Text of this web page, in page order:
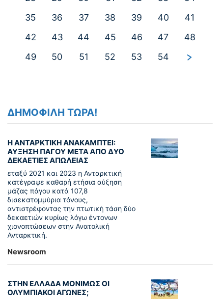
35
36 37 38 39 40
41
42
43 44 45 46 47
48
49
50 51 52 53 54
ΔΗΜΟΦΙΛΗ ΤΩΡΑ!
Η ΑΝΤΑΡΚΤΙΚΗ ΑΝΑΚΑΜΠΤΕΙ:
ΑΥΞΗΣΗ ΠΑΓΟΥ ΜΕΤΑ ΑΠΟ ΔΥΟ
ΔΕΚΑΕΤΙΕΣ ΑΠΩΛΕΙΑΣ
εταξύ 2021 και 2023 η Ανταρκτική
κατέγραψε καθαρή ετήσια αύξηση
μάζας πάγου κατά 107,8
δισεκατομμύρια τόνους,
αντιστρέφοντας την πτωτική τάση δύο
δεκαετιών κυρίως λόγω έντονων
χιονοπτώσεων στην Ανατολική
Ανταρκτική.
Newsroom
ΣΤΗΝ ΕΛΛΑΔΑ ΜΟΝΙΜΩΣ ΟΙ
ΟΛΥΜΠΙΑΚΟΙ ΑΓΩΝΕΣ;